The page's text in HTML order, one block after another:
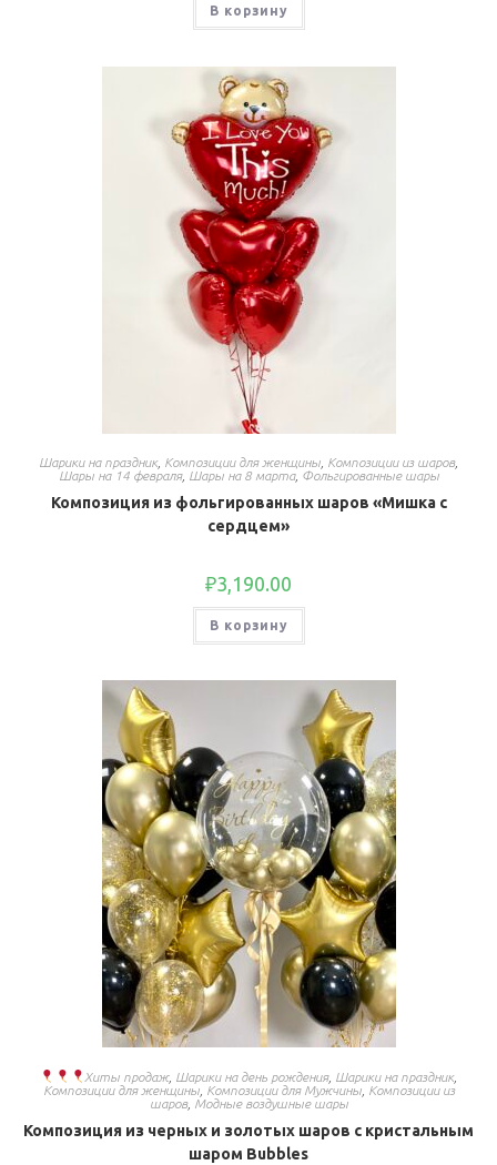
В корзину
Шарики на праздник, Композиции для женщины Композиции из шаров,
Шары на 14 февраля, Шары на 8 марта, Фольгированные шары
Композиция из фольгированных шаров «Мишка с
сердцем»
₽3,190.00
В корзину
Хиты продаж, Шарики на день рождения, Шарики на праздник,
Композиции для женщины, Композиции для Мужчины, Композиции из
шаров, Модные воздушные шары
Композиция из черных и золотых шаров с кристальным
шаром Bubbles